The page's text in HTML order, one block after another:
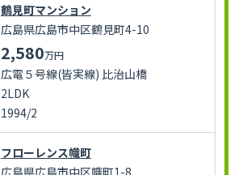
鶴見町マンション
広島県広島市中区鶴見町4-10
2,580万円
広電５号線(皆実線) 比治山橋
2LDK
1994/2
フローレンス幟町
広島県広島市中区幟町1-8